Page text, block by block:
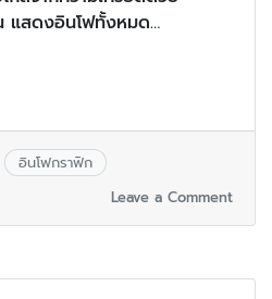
แสดงอินโฟทั้งหมด…
อินโฟกราฟิก
Leave a Comment